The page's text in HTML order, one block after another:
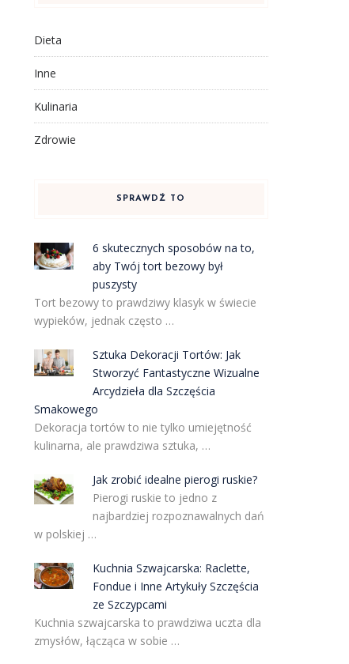
Dieta
Inne
Kulinaria
Zdrowie
SPRAWDŹ TO
6 skutecznych sposobów na to,
aby Twój tort bezowy był
puszysty
Tort bezowy to prawdziwy klasyk w świecie
wypieków, jednak często …
Sztuka Dekoracji Tortów: Jak
Stworzyć Fantastyczne Wizualne
Arcydzieła dla Szczęścia
Smakowego
Dekoracja tortów to nie tylko umiejętność
kulinarna, ale prawdziwa sztuka, …
Jak zrobić idealne pierogi ruskie?
Pierogi ruskie to jedno z
najbardziej rozpoznawalnych dań
w polskiej …
Kuchnia Szwajcarska: Raclette,
Fondue i Inne Artykuły Szczęścia
ze Szczypcami
Kuchnia szwajcarska to prawdziwa uczta dla
zmysłów, łącząca w sobie …